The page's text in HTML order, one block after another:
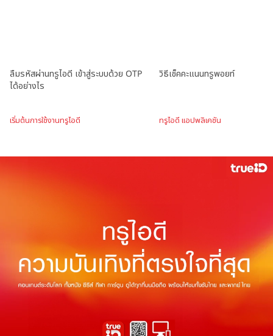
ลืมรหัสผ่านทรูไอดี เข้าสู่ระบบด้วย OTP
ได้อย่างไร
เริ่มต้นการใช้งานทรูไอดี
วิธีเช็คคะแนนทรูพอยท์
ทรูไอดี แอปพลิเคชัน